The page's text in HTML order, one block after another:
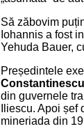
Să zăbovim
Iohannis a fost
Yehuda Bauer,
Președintele
Constantinescu
din guvernele
Iliescu. Apoi
mineriada din